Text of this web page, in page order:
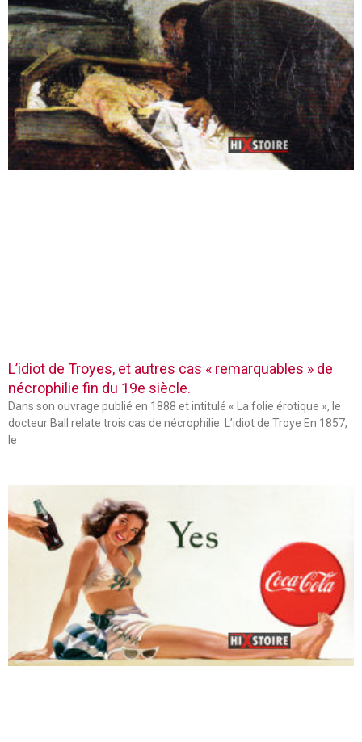
L’idiot de Troyes, et autres cas « remarquables » de
nécrophilie fin du 19e siècle.
Dans son ouvrage publié en 1888 et intitulé « La folie érotique », le
docteur Ball relate trois cas de nécrophilie. L’idiot de Troye En 1857,
le